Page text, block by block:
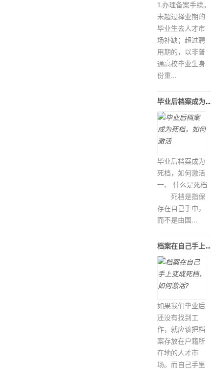
1.办理备案手续。
未超过择业期的
毕业生去人才市
场补缺；超过聘
用期的，以非普
通高校毕业生身
份重...
毕业后档案成为死档，如何激活
毕业后档案成为
死档，如何激活
一、 什么是死档
死档是指保
存在自己手中，
而不是由国...
档案在自己手上变成死档，如何激活?
如果我们毕业后
还没有找到工
作，就应该把档
案存放在户籍所
在地的人才市
场。而自己手里